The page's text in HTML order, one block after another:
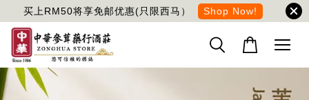
买上RM50将享免邮优惠(只限西马） Shop Now!